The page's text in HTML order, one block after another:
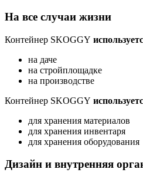
На все случаи жизни
Контейнер SKOGGY
на даче
на стройплощадке
на производстве
Контейнер SKOGGY
для хранения материалов
для хранения инвентаря
для хранения оборудования
Дизайн и внутренняя